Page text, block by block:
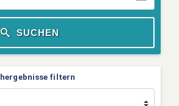
SUCHEN
filtern